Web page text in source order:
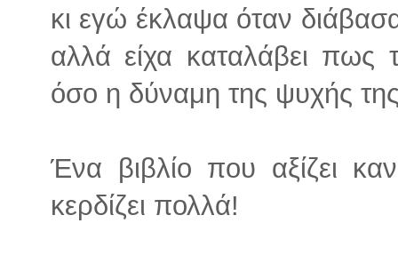
κι εγώ έκλαψα όταν
αλλά είχα καταλάβει πως
όσο η δύναμη της ψυχής
Ένα βιβλίο που αξίζει
κερδίζει πολλά!